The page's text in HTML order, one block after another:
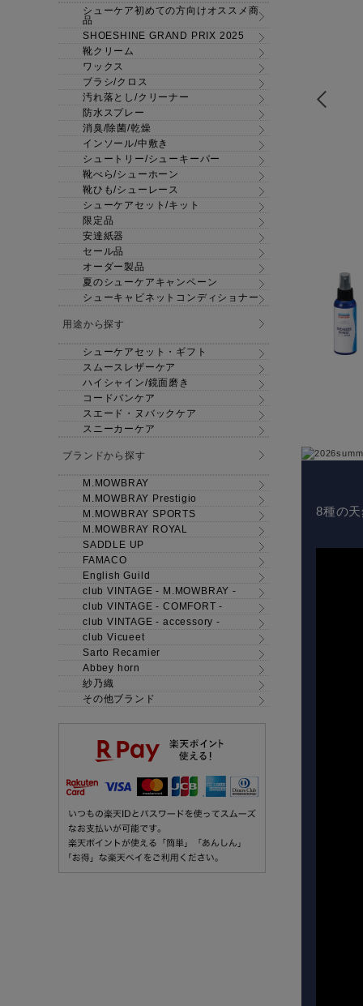
8種の
シューケア初めての方向けオススメ商
品
SHOESHINE GRAND PRIX 2025
靴クリーム
ワックス
ブラシ/クロス
汚れ落とし/クリーナー
防水スプレー
消臭/除菌/乾燥
インソール/中敷き
シュートリー/シューキーパー
靴べら/シューホーン
靴ひも/シューレース
シューケアセット/キット
限定品
安達紙器
セール品
オーダー製品
夏のシューケアキャンペーン
シューキャビネットコンディショナー
用途から探す
シューケアセット・ギフト
スムースレザーケア
ハイシャイン/鏡面磨き
コードバンケア
スエード・ヌバックケア
スニーカーケア
ブランドから探す
M.MOWBRAY
M.MOWBRAY Prestigio
M.MOWBRAY SPORTS
M.MOWBRAY ROYAL
SADDLE UP
FAMACO
English Guild
club VINTAGE - M.MOWBRAY -
club VINTAGE - COMFORT -
club VINTAGE - accessory -
club Vicueet
Sarto Recamier
Abbey horn
紗乃織
その他ブランド